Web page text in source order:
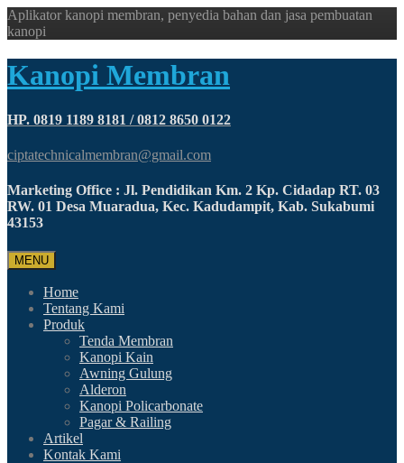
Aplikator kanopi membran, penyedia bahan dan jasa pembuatan
kanopi
Kanopi Membran
HP. 0819 1189 8181 / 0812 8650 0122
ciptatechnicalmembran@gmail.com
Marketing Office : Jl. Pendidikan Km. 2 Kp. Cidadap RT. 03
RW. 01 Desa Muaradua, Kec. Kadudampit, Kab. Sukabumi
43153
MENU
Home
Tentang Kami
Produk
Tenda Membran
Kanopi Kain
Awning Gulung
Alderon
Kanopi Policarbonate
Pagar & Railing
Artikel
Kontak Kami